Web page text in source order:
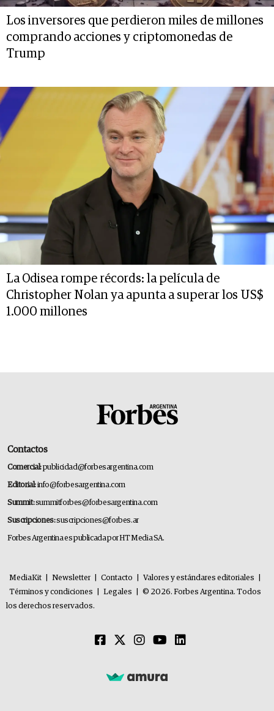
Los inversores que perdieron miles de millones
comprando acciones y criptomonedas de
Trump
La Odisea rompe récords: la película de
Christopher Nolan ya apunta a superar los US$
1.000 millones
Contactos
Comercial:publicidad@forbesargentina.com
Editorial:info@forbesargentina.com
Summit:summitforbes@forbesargentina.com
Suscripciones:suscripciones@forbes.ar
Forbes Argentina es publicada por HT Media SA.
MediaKit Newsletter Contacto Valores y estándares editoriales
Términos y condiciones
Legales
© 2026. Forbes Argentina. Todos
los derechos reservados.